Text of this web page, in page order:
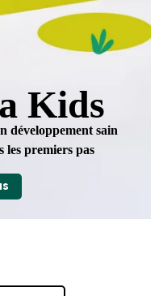
Kids
développement sain
les premiers pas